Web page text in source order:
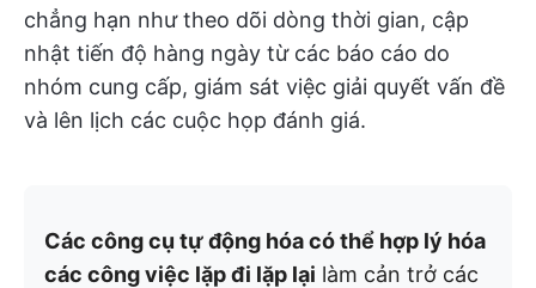
chẳng hạn như theo dõi dòng thời gian, cập
nhật tiến độ hàng ngày từ các báo cáo do
nhóm cung cấp, giám sát việc giải quyết vấn đề
và lên lịch các cuộc họp đánh giá.
Các công cụ tự động hóa có thể hợp lý hóa
các công việc lặp đi lặp lại làm cản trở các